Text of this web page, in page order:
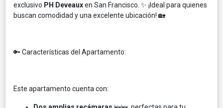
exclusivo PH Deveauxen San Francisco. ✨ ¡Ideal para quienes
buscan comodidad y una excelente ubicación! 🏡
🔑 Características del Apartamento:
Este apartamento cuenta con: